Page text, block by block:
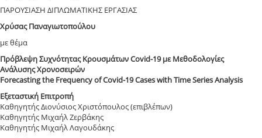
ΠΑΡΟΥΣΙΑΣΗ ΔΙΠΛΩΜΑΤΙΚΗΣ ΕΡΓΑΣΙΑΣ
Χρύσας Παναγιωτοπούλου
με θέμα
Πρόβλεψη Συχνότητας Κρουσμάτων Covid-19 με Μεθοδολογίες
Ανάλυσης Χρονοσειρών
Forecasting the Frequency of Covid-19 Cases with Time Series Analysis
Εξεταστική Επιτροπή
Καθηγητής Διονύσιος Χριστόπουλος (επιβλέπων)
Καθηγητής Μιχαήλ Ζερβάκης
Καθηγητής Μιχαήλ Λαγουδάκης